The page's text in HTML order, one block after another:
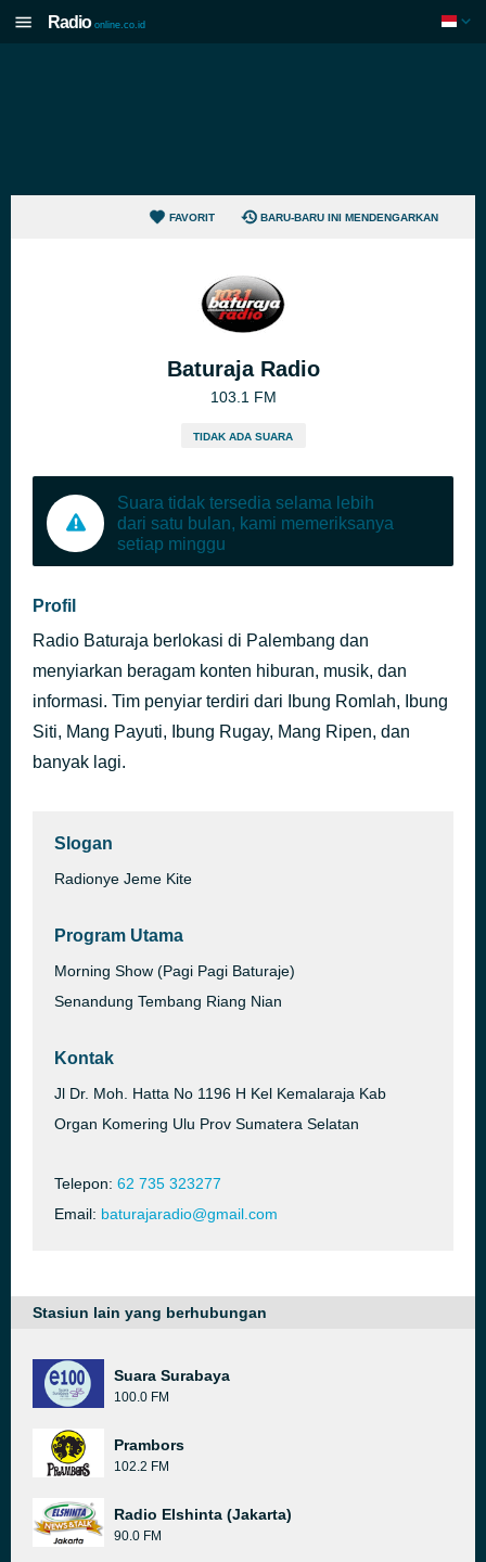
Radio online.co.id
FAVORIT BARU-BARU INI MENDENGARKAN
Baturaja Radio
103.1 FM
TIDAK ADA SUARA
Suara tidak tersedia selama lebih
dari satu bulan, kami memeriksanya
setiap minggu
Profil
Radio Baturaja berlokasi di Palembang dan
menyiarkan beragam konten hiburan, musik, dan
informasi. Tim penyiar terdiri dari Ibung Romlah, Ibung
Siti, Mang Payuti, Ibung Rugay, Mang Ripen, dan
banyak lagi.
Slogan
Radionye Jeme Kite
Program Utama
Morning Show (Pagi Pagi Baturaje)
Senandung Tembang Riang Nian
Kontak
Jl Dr. Moh. Hatta No 1196 H Kel Kemalaraja Kab
Organ Komering Ulu Prov Sumatera Selatan
Telepon: 62 735 323277
Email: baturajaradio@gmail.com
Stasiun lain yang berhubungan
Suara Surabaya
100.0 FM
Prambors
102.2 FM
Radio Elshinta (Jakarta)
90.0 FM